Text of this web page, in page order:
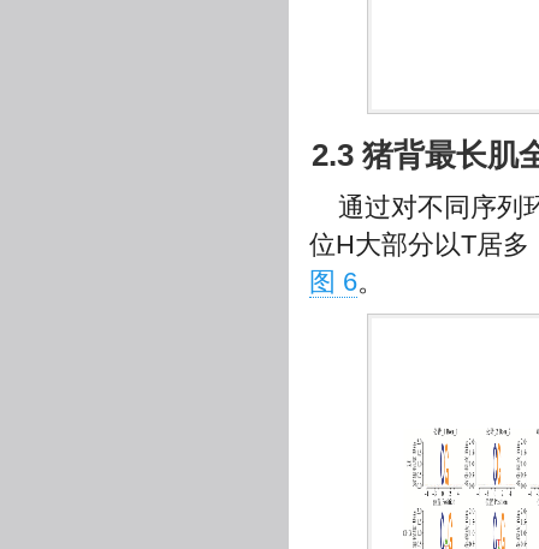
2.3 猪背最长肌
通过对不同序列
位H大部分以T居
图 6。